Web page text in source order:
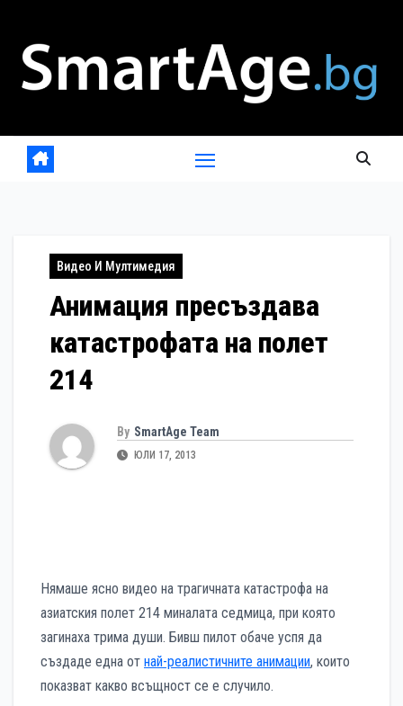
content
Видео И Мултимедия
Анимация пресъздава
катастрофата на полет
214
By SmartAge Team
ЮЛИ 17, 2013
Нямаше ясно видео на трагичната катастрофа на
азиатския полет 214 миналата седмица, при която
загинаха трима души. Бивш пилот обаче успя да
създаде една от най-реалистичните анимации, които
показват какво всъщност се е случило.